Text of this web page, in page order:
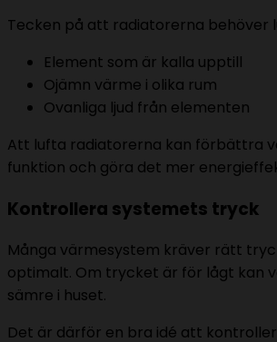
Tecken på att radiatorerna behöver
Element som är kalla upptill
Ojämn värme i olika rum
Ovanliga ljud från elementen
Att lufta radiatorerna kan förbättra
funktion och göra det mer
Kontrollera systemets tryck
Många värmesystem kräver rätt
optimalt. Om trycket är för lågt kan
sämre i huset.
Det är därför en bra idé att